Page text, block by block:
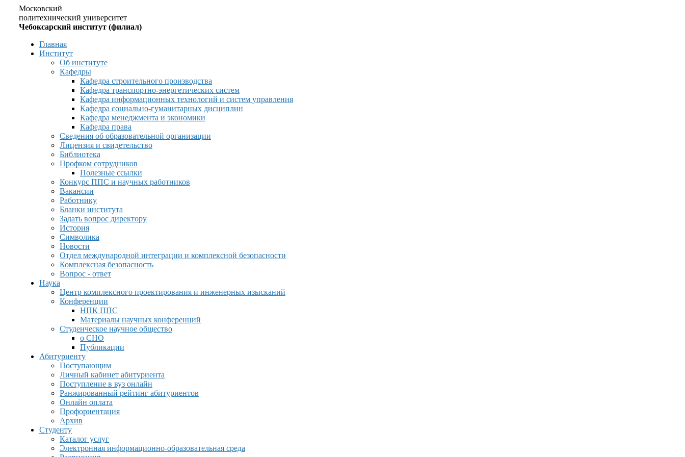
Московский
политехнический университет
Чебоксарский институт (филиал)
Главная
Институт
Об институте
Кафедры
Кафедра строительного производства
Кафедра транспортно-энергетических систем
Кафедра информационных технологий и систем управления
Кафедра социально-гуманитарных дисциплин
Кафедра менеджмента и экономики
Кафедра права
Сведения об образовательной организации
Лицензия и свидетельство
Библиотека
Профком сотрудников
Полезные ссылки
Конкурс ППС и научных работников
Вакансии
Работнику
Бланки института
Задать вопрос директору
История
Символика
Новости
Отдел международной интеграции и комплексной безопасности
Комплексная безопасность
Вопрос - ответ
Наука
Центр комплексного проектирования и инженерных изысканий
Конференции
НПК ППС
Материалы научных конференций
Студенческое научное общество
о СНО
Публикации
Абитуриенту
Поступающим
Личный кабинет абитуриента
Поступление в вуз онлайн
Ранжированный рейтинг абитуриентов
Онлайн оплата
Профориентация
Архив
Студенту
Каталог услуг
Электронная информационно-образовательная среда